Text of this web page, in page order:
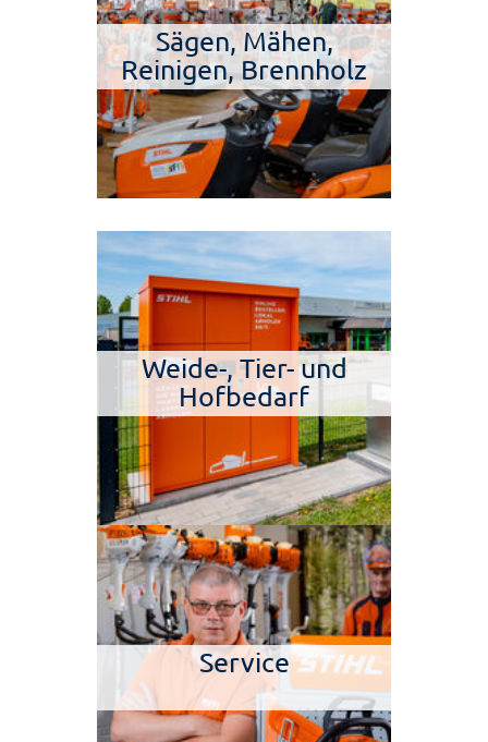
Sägen, Mähen,
Reinigen, Brennholz
Weide-, Tier- und
Hofbedarf
Service